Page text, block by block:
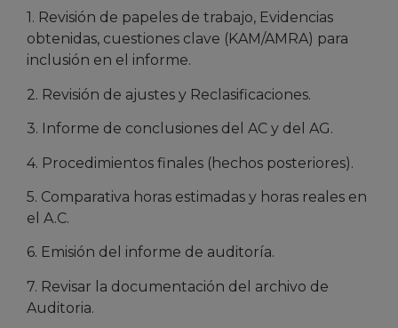
1. Revisión de papeles de trabajo, Evidencias
obtenidas, cuestiones clave (KAM/AMRA) para
inclusión en el informe.
2. Revisión de ajustes y Reclasificaciones.
3. Informe de conclusiones del AC y del AG.
4. Procedimientos finales (hechos posteriores).
5. Comparativa horas estimadas y horas reales en
el A.C.
6. Emisión del informe de auditoría.
7. Revisar la documentación del archivo de
Auditoria.